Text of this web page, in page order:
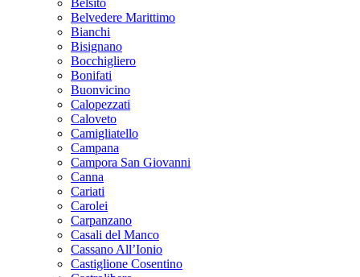
Belsito
Belvedere Marittimo
Bianchi
Bisignano
Bocchigliero
Bonifati
Buonvicino
Calopezzati
Caloveto
Camigliatello
Campana
Campora San Giovanni
Canna
Cariati
Carolei
Carpanzano
Casali del Manco
Cassano All’Ionio
Castiglione Cosentino